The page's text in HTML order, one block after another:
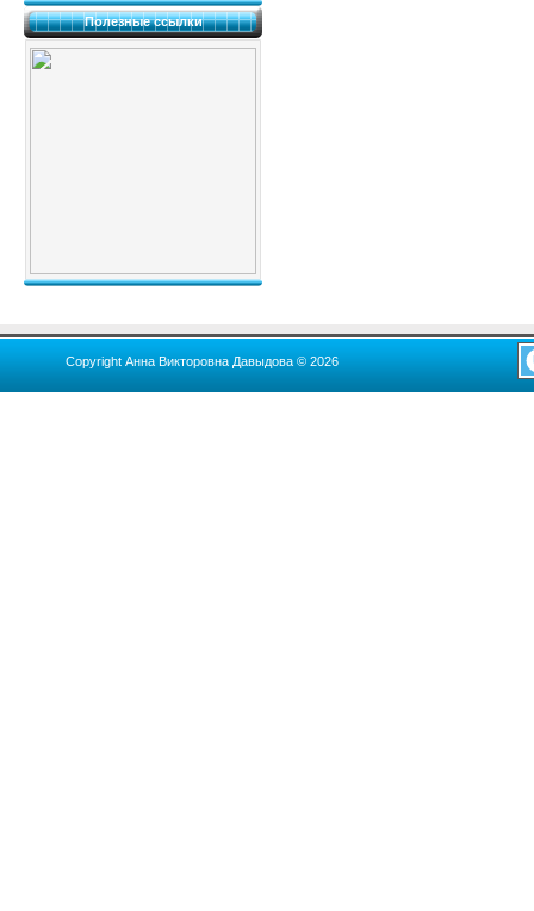
Полезные ссылки
Copyright Анна Викторовна Давыдова © 2026